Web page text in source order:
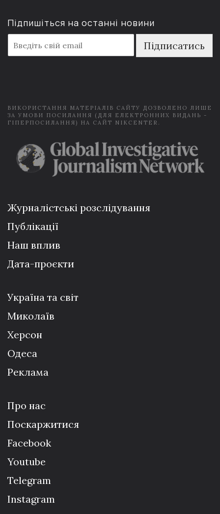
Підпишіться на останні новини
m
a
Підписатись
ВИКОРИСТАННЯ МАТЕРІАЛІВ САЙТУ ДОЗВОЛЕНО ЛИШЕ
ЗА УМОВИ ПОСИЛАННЯ (ДЛЯ ЕЛЕКТРОННИХ ВИДАНЬ -
ГІПЕРПОСИЛАННЯ) НА САЙТ NIKCENTER.
Журналістські розслідування
Публікації
Наш вплив
Дата-проєкти
Україна та світ
Миколаїв
Херсон
Одеса
Реклама
Про нас
Поскаржитися
Facebook
Youtube
Telegram
Instagram